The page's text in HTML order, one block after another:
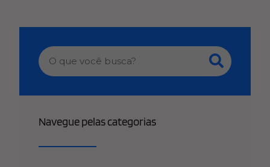
leitura! Uma boa infraestrutura de TI Uma boa
infraestrutura de TI é capaz de aumentar os lucros
da sua instituição de ensino. O uso de softwares
voltados para a captação e para a retenção de
processos de matrícula a cada período
humano. A utilização de sistemas específicos
Navegue pelas categorias